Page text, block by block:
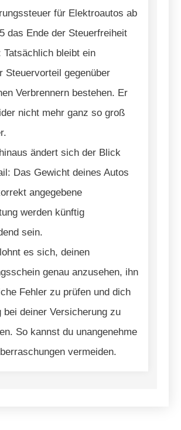
für Elektroautos ab
das Ende der Steuerfreiheit
Tatsächlich bleibt ein
Steuervorteil gegenüber
Verbrennern bestehen. Er
nicht mehr ganz so groß
ändert sich der Blick
Das Gewicht deines Autos
angegebene
werden künftig
sein.
es sich, deinen
genau anzusehen, ihn
Fehler zu prüfen und dich
bei deiner Versicherung zu
So kannst du unangenehme
vermeiden.